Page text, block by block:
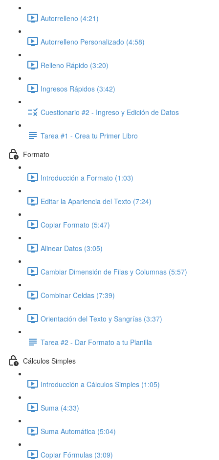
Autorrelleno (4:21)
Autorrelleno Personalizado (4:58)
Relleno Rápido (3:20)
Ingresos Rápidos (3:42)
Cuestionario #2 - Ingreso y Edición de Datos
Tarea #1 - Crea tu Primer Libro
Formato
Introducción a Formato (1:03)
Editar la Apariencia del Texto (7:24)
Copiar Formato (5:47)
Alinear Datos (3:05)
Cambiar Dimensión de Filas y Columnas (5:57)
Combinar Celdas (7:39)
Orientación del Texto y Sangrías (3:37)
Tarea #2 - Dar Formato a tu Planilla
Cálculos Simples
Introducción a Cálculos Simples (1:05)
Suma (4:33)
Suma Automática (5:04)
Copiar Fórmulas (3:09)